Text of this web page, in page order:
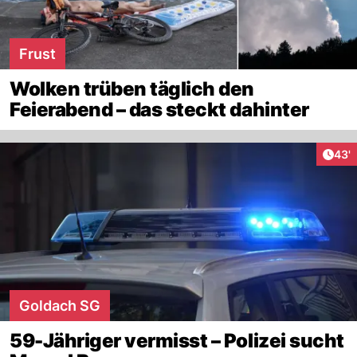
Frust
Wolken trüben täglich den
Feierabend – das steckt dahinter
43'
Goldach SG
59-Jähriger vermisst – Polizei sucht